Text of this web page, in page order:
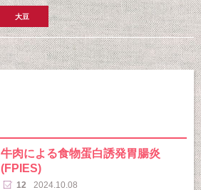
大豆
牛肉による食物蛋白誘発胃腸炎
(FPIES)
12 2024.10.08